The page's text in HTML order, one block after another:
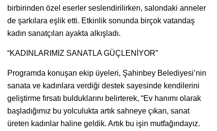
birbirinden özel eserler seslendirilirken, salondaki anneler
de şarkılara eşlik etti. Etkinlik sonunda birçok vatandaş
kadın sanatçıları ayakta alkışladı.
“KADINLARIMIZ SANATLA GÜÇLENİYOR”
Programda konuşan ekip üyeleri, Şahinbey Belediyesi’nin
sanata ve kadınlara verdiği destek sayesinde kendilerini
geliştirme fırsatı bulduklarını belirterek, “Ev hanımı olarak
başladığımız bu yolculukta artık sahneye çıkan, sanat
üreten kadınlar haline geldik. Artık bu işin mutfağındayız.